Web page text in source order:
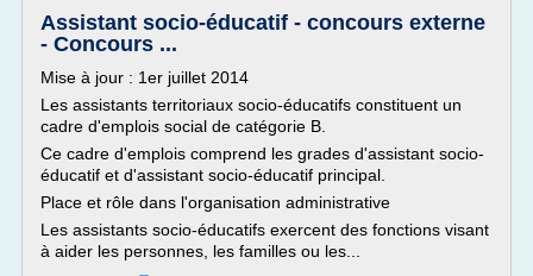
Assistant socio-éducatif - concours externe
- Concours ...
Mise à jour : 1er juillet 2014
Les assistants territoriaux socio-éducatifs constituent un
cadre d'emplois social de catégorie B.
Ce cadre d'emplois comprend les grades d'assistant socio-
éducatif et d'assistant socio-éducatif principal.
Place et rôle dans l'organisation administrative
Les assistants socio-éducatifs exercent des fonctions visant
à aider les personnes, les familles ou les...